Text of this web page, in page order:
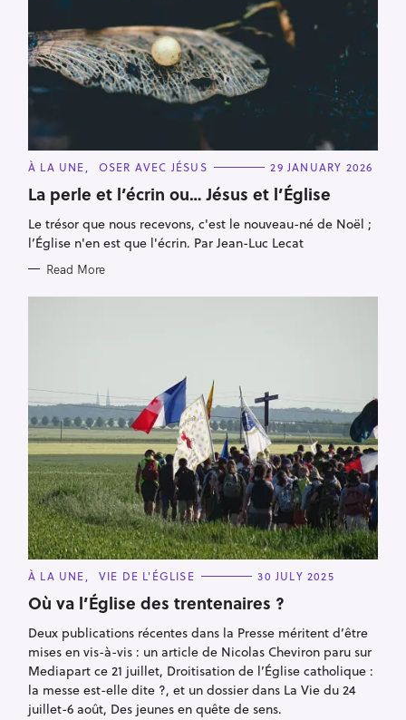
C
T
E
O
R
I
S
À LA UNE OSER AVEC JÉSUS 29 JANUARY 2026
La perle et l’écrin ou… Jésus et l’Église
Le trésor que nous recevons, c'est le nouveau-né de Noël ;
l’Église n'en est que l'écrin. Par Jean-Luc Lecat
Read More
C
T
E
O
I
E
S
À LA UNE VIE DE L'ÉGLISE 30 JULY 2025
Où va l’Église des trentenaires ?
Deux publications récentes dans la Presse méritent d’être
mises en vis-à-vis : un article de Nicolas Cheviron paru sur
Mediapart ce 21 juillet, Droitisation de l’Église catholique :
la messe est-elle dite ?, et un dossier dans La Vie du 24
juillet-6 août, Des jeunes en quête de sens.